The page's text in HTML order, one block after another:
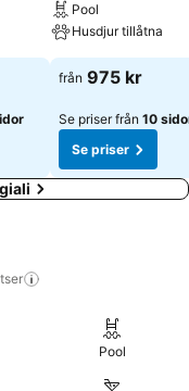
Pool
Husdjur tillåtna
från 975 kr
Se priser från 10
Se priser
Pool